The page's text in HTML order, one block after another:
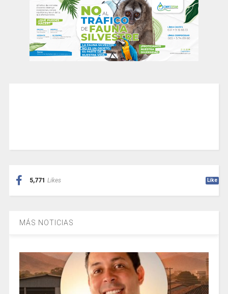
5,771 Likes Like
MÁS NOTICIAS